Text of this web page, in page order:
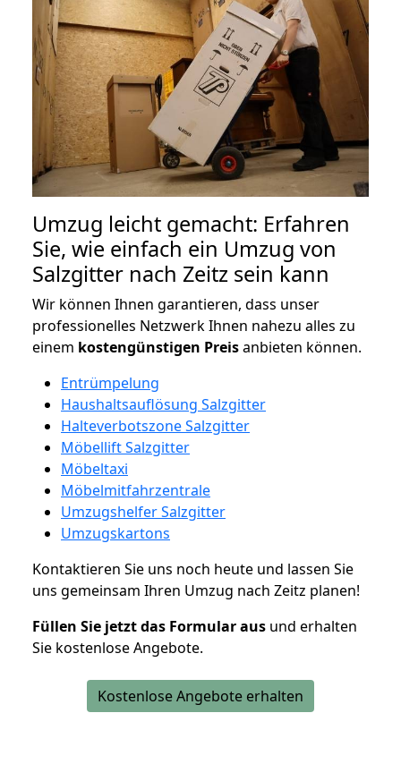
Umzug leicht gemacht: Erfahren
Sie, wie einfach ein Umzug von
Salzgitter nach Zeitz sein kann
Wir können Ihnen garantieren, dass unser
professionelles Netzwerk Ihnen nahezu alles zu
einem kostengünstigen Preisanbieten können.
Entrümpelung
Haushaltsauflösung Salzgitter
Halteverbotszone Salzgitter
Möbellift Salzgitter
Möbeltaxi
Möbelmitfahrzentrale
Umzugshelfer Salzgitter
Umzugskartons
Kontaktieren Sie uns noch heute und lassen Sie
uns gemeinsam Ihren Umzug nach Zeitz planen!
Füllen Sie jetzt das Formular aus und erhalten
Sie kostenlose Angebote.
Kostenlose Angebote erhalten